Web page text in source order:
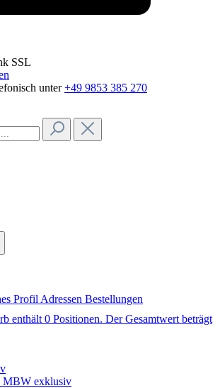
SSL
unter +49 9853 385 270
Profil Adressen Bestellungen
enthält 0 Positionen. Der Gesamtwert beträgt
MBW exklusiv